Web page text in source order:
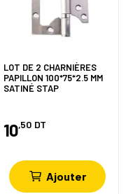
LOT DE 2 CHARNIÈRES
PAPILLON 100*75*2.5 MM
SATINÉ STAP
10,50 DT
Ajouter